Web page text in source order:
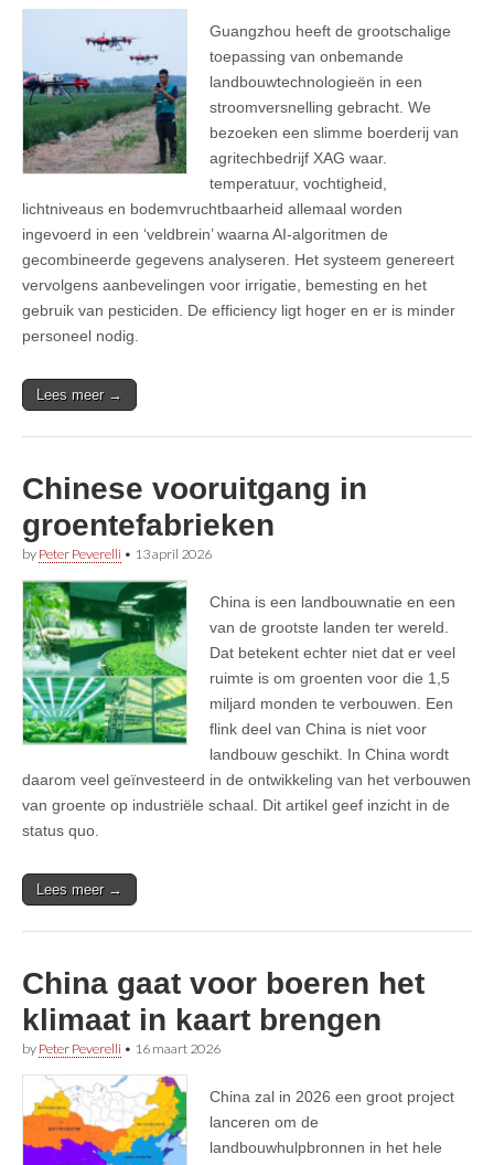
Guangzhou heeft de grootschalige
toepassing van onbemande
landbouwtechnologieën in een
stroomversnelling gebracht. We
bezoeken een slimme boerderij van
agritechbedrijf XAG waar.
temperatuur, vochtigheid,
lichtniveaus en bodemvruchtbaarheid allemaal worden
ingevoerd in een ‘veldbrein’ waarna AI-algoritmen de
gecombineerde gegevens analyseren. Het systeem genereert
vervolgens aanbevelingen voor irrigatie, bemesting en het
gebruik van pesticiden. De efficiency ligt hoger en er is minder
personeel nodig.
Lees meer →
Chinese vooruitgang in
groentefabrieken
by Peter Peverelli • 13 april 2026
China is een landbouwnatie en een
van de grootste landen ter wereld.
Dat betekent echter niet dat er veel
ruimte is om groenten voor die 1,5
miljard monden te verbouwen. Een
flink deel van China is niet voor
landbouw geschikt. In China wordt
daarom veel geïnvesteerd in de ontwikkeling van het verbouwen
van groente op industriële schaal. Dit artikel geef inzicht in de
status quo.
Lees meer →
China gaat voor boeren het
klimaat in kaart brengen
by Peter Peverelli • 16 maart 2026
China zal in 2026 een groot project
lanceren om de
landbouwhulpbronnen in het hele